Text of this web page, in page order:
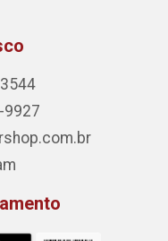
9927